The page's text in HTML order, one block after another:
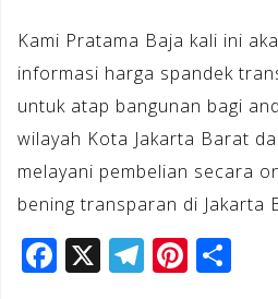
Kami Pratama Baja kali ini
informasi harga spandek
untuk atap bangunan bagi
wilayah Kota Jakarta Barat
melayani pembelian secara
bening transparan di Jakarta
F X T Pi